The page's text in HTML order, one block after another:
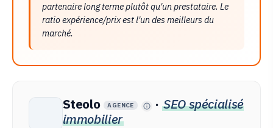
partenaire long terme plutôt qu'un prestataire. Le
ratio expérience/prix est l'un des meilleurs du
marché.
Steolo AGENCE · SEO spécialisé
immobilier